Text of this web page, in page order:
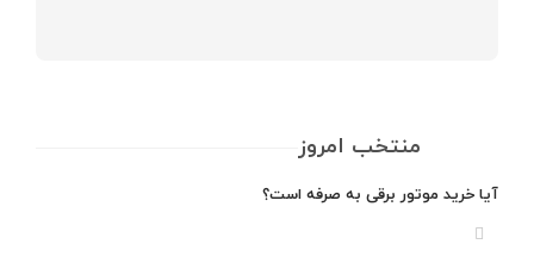
منتخب امروز
آیا خرید موتور برقی به صرفه است؟